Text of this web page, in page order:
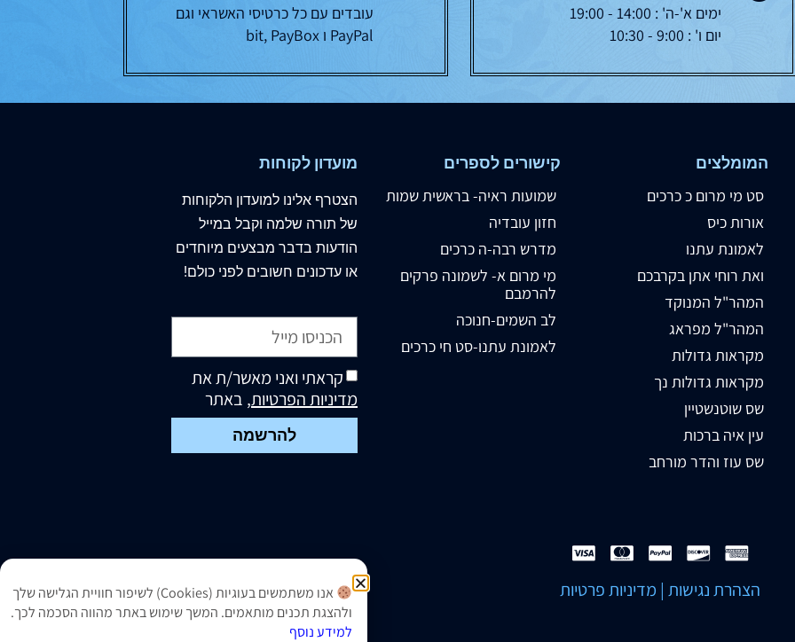
ימים א'-ה' : 14:00 - 19:00
יום ו' : 9:00 - 10:30
עובדים עם כל כרטיסי האשראי וגם
PayPal ו bit, PayBox
המומלצים
סט מי מרום כ כרכים
אורות כיס
לאמונת עתנו
ואת רוחי אתן בקרבכם
המהר"ל המנוקד
המהר"ל מפראג
מקראות גדולות
מקראות גדולות נך
שס שוטנשטיין
עין איה ברכות
שס עוז והדר מורחב
קישורים לספרים
שמועות ראיה- בראשית שמות
חזון עובדיה
מדרש רבה-ה כרכים
מי מרום א- לשמונה פרקים
להרמבם
לב השמים-חנוכה
לאמונת עתנו-סט חי כרכים
מועדון לקוחות
הצטרף אלינו למועדון הלקוחות
של תורה שלמה וקבל במייל
הודעות בדבר מבצעים מיוחדים
או עדכונים חשובים לפני כולם!
קראתי ואני מאשר/ת את
מדיניות הפרטיות, באתר
להרשמה
הצהרת נגישות | מדיניות פרטיות
אנו משתמשים בעוגיות (Cookies) לשיפור חוויית הגלישה שלך
ולהצגת תכנים מותאמים. המשך שימוש באתר מהווה הסכמה לכך.
למידע נוסף